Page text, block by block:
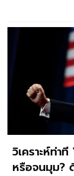
วิเคราะห์ท่
หรือจนมุม?